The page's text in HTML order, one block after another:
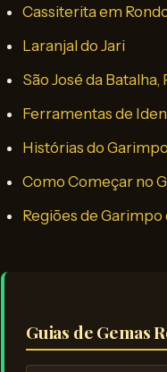
Cassiterita em
Laranjal do Jari
São José da
Ferramentas de
Histórias do Garimpo
Como Começar no
Regiões de Garimpo
Guias de Gemas